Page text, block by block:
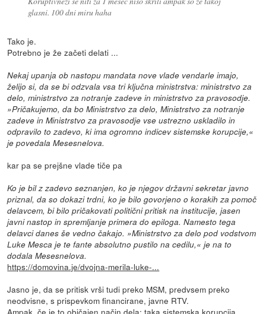
glasni. 100 dni miru haha
Tako je.
Potrebno je že začeti delati ...
Nekaj upanja ob nastopu mandata nove vlade vendarle imajo,
želijo si, da se bi odzvala vsa tri ključna ministrstva: ministrstvo za
delo, ministrstvo za notranje zadeve in ministrstvo za pravosodje.
»Pričakujemo, da bo Ministrstvo za delo, Ministrstvo za notranje
zadeve in Ministrstvo za pravosodje vse ustrezno uskladilo in
odpravilo to zadevo, ki ima ogromno indicev sistemske korupcije,«
je povedala Mesesnelova.
kar pa se prejšne vlade tiče pa
Ko je bil z zadevo seznanjen, ko je njegov državni sekretar javno
priznal, da so dokazi trdni, ko je bilo govorjeno o korakih za pomoč
delavcem, bi bilo pričakovati politični pritisk na institucije, jasen
javni nastop in spremljanje primera do epiloga. Namesto tega
delavci danes še vedno čakajo. »Ministrstvo za delo pod vodstvom
Luke Mesca je te fante absolutno pustilo na cedilu,« je na to
dodala Mesesnelova.
https://domovina.je/dvojna-merila-luke-...
Jasno je, da se pritisk vrši tudi preko MSM, predvsem preko
neodvisne, s prispevkom financirane, javne RTV.
Ampak, če je to običajen način dela; taka sistemska korupcija